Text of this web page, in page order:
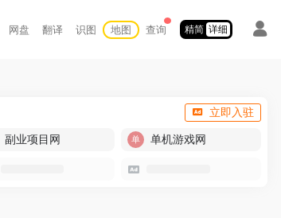
网盘 翻译 识图 地图 查询 精简 详细
立即入驻
副业项目网 单机游戏网